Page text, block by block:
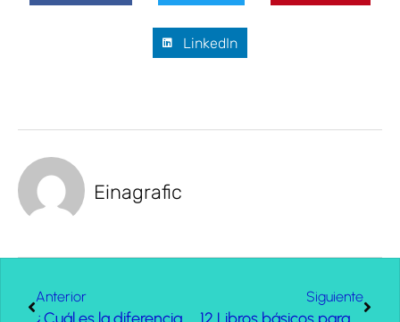
LinkedIn
Einagrafic
Anterior Siguiente